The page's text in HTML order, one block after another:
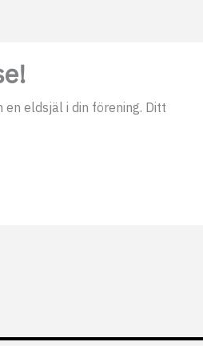
eldsjäl i din förening. Ditt